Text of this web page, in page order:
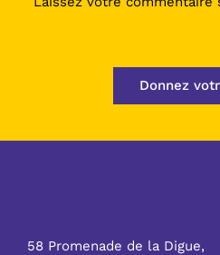
Donnez
58 Promenade de la Digue,